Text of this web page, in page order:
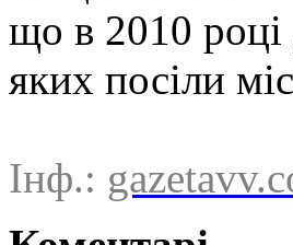
що в 2010 році
яких посіли
Інф.: